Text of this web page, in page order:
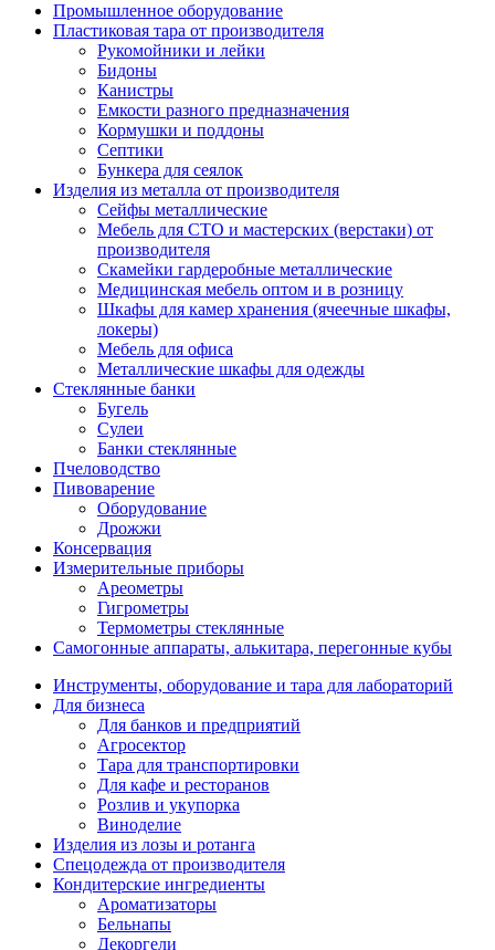
Промышленное оборудование
Пластиковая тара от производителя
Рукомойники и лейки
Бидоны
Канистры
Емкости разного предназначения
Кормушки и поддоны
Септики
Бункера для сеялок
Изделия из металла от производителя
Сейфы металлические
Мебель для СТО и мастерских (верстаки) от
производителя
Скамейки гардеробные металлические
Медицинская мебель оптом и в розницу
Шкафы для камер хранения (ячеечные шкафы,
локеры)
Мебель для офиса
Металлические шкафы для одежды
Стеклянные банки
Бугель
Сулеи
Банки стеклянные
Пчеловодство
Пивоварение
Оборудование
Дрожжи
Консервация
Измерительные приборы
Ареометры
Гигрометры
Термометры стеклянные
Самогонные аппараты, алькитара, перегонные кубы
Инструменты, оборудование и тара для лабораторий
Для бизнеса
Для банков и предприятий
Агросектор
Тара для транспортировки
Для кафе и ресторанов
Розлив и укупорка
Виноделие
Изделия из лозы и ротанга
Спецодежда от производителя
Кондитерские ингредиенты
Ароматизаторы
Бельнапы
Декоргели